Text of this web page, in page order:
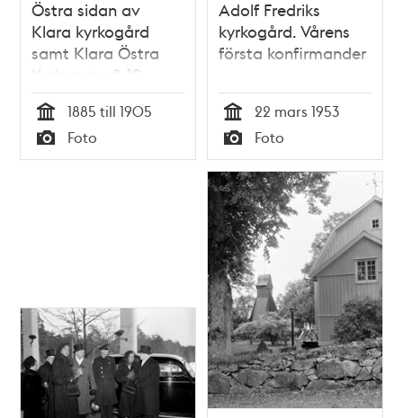
Östra sidan av
Klara kyrkogård
samt Klara Östra
Kyrkogata 8-12
Tid
1885 till 1905
Typ
Foto
Adolf Fredriks
kyrkogård. Vårens
första konfirmander
Tid
22 mars 1953
Typ
Foto